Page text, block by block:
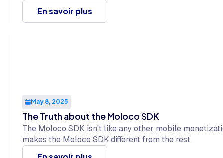
En savoir plus
May 8, 2025
The Truth about the Moloco SDK
The Moloco SDK isn't like any other mobile
makes the Moloco SDK different from the rest.